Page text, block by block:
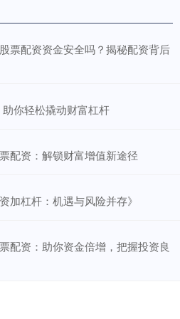
票配资资金安全吗？揭秘配资背后
你轻松撬动财富杠杆
配资：解锁财富增值新途径
加杠杆：机遇与风险并存》
配资：助你资金倍增，把握投资良